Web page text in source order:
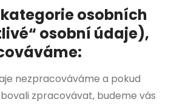
osobních
osobní údaje),
nezpracováváme a pokud
zpracovávat, budeme vás